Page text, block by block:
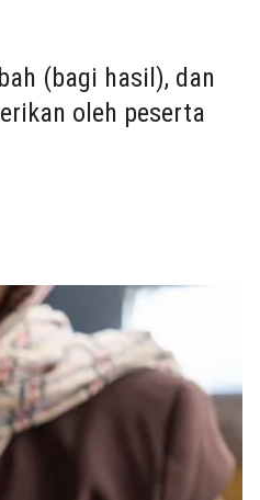
(bagi hasil), dan
oleh peserta